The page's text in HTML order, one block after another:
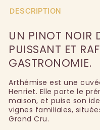
DESCRIPTION
UN PINOT NOIR
PUISSANT ET
GASTRONOMIE.
Arthémise est une
Henriet. Elle porte le
maison, et puise son
vignes familiales,
Grand Cru.